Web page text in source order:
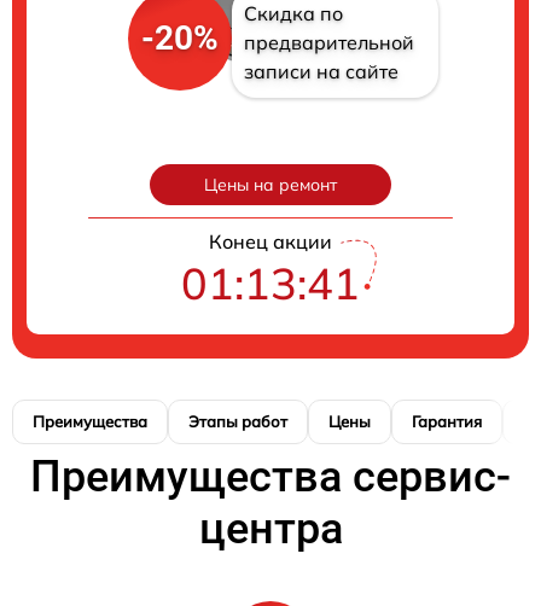
-20%
Скидка по
предварительной
записи на сайте
Цены на ремонт
Конец акции
01:13:41
Преимущества Этапы работ Цены Гарантия
Преимущества сервис-
центра